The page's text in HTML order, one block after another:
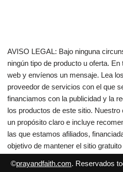
AVISO LEGAL: Bajo ninguna
ningún tipo de producto u oferta.
web y envíenos un mensaje. Lea
proveedor de servicios con el que
financiamos con la publicidad y la
los productos de este sitio.
un propósito claro e incluye
las que estamos afiliados,
objetivo de mantener el sitio
©prayandfaith.com. Reservados